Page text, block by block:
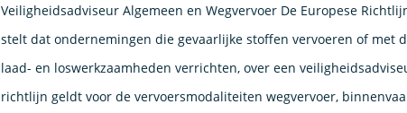
Veiligheidsadviseur Algemeen en Wegvervoer De Europese
stelt dat ondernemingen die gevaarlijke stoffen vervoeren of met
laad- en loswerkzaamheden verrichten, over een
richtlijn geldt voor de vervoersmodaliteiten wegvervoer,